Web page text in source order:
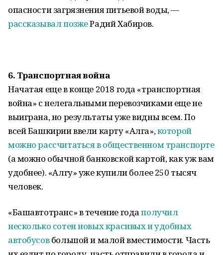
опасности загрязнения питьевой воды, —
рассказывал позжеРадий Хабиров.
6. Транспортная война
Начатая еще в конце 2018 года «транспортная
война» с нелегальными перевозчиками еще не
выиграна, но результаты уже видны всем. По
всей Башкирии ввели карту «Алга»,которой
можно рассчитаться в общественном транспорте
(а можно обычной банковской картой, как уж вам
удобнее). «Алгу» уже купили более 250 тысяч
человек.
«Башавтотранс» в течение годаполучил
несколько сотен новых красивых и удобных
автобусовбольшой и малой вместимости. Часть